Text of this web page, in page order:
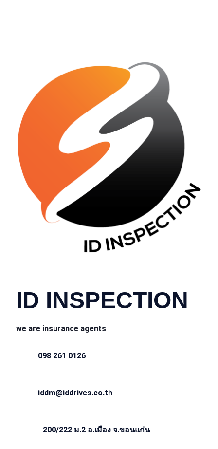
ID INSPECTION
we are insurance agents
098 261 0126
iddm@iddrives.co.th
200/222 ม.2 อ.เมือง จ.ขอนแก่น